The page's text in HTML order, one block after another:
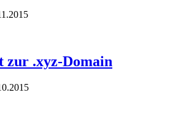
zur .xyz-Domain